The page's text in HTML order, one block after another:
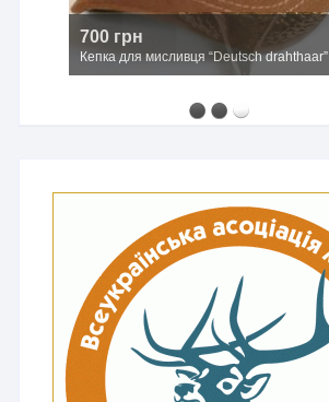
700 грн
Кепка для мисливця “Deutsch drahthaar”